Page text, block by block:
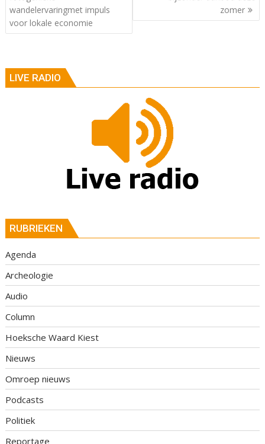
wandelervaringmet impuls
voor lokale economie
zomer
LIVE RADIO
RUBRIEKEN
Agenda
Archeologie
Audio
Column
Hoeksche Waard Kiest
Nieuws
Omroep nieuws
Podcasts
Politiek
Reportage